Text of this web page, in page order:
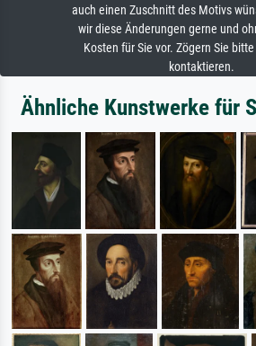
auch einen Zuschnitt des Motivs
wir diese Änderungen gerne und
Kosten für Sie vor. Zögern Sie
kontaktieren.
Ähnliche Kunstwerke für